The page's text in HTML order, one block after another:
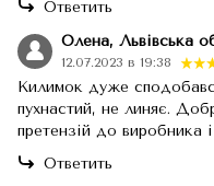
Ответить
Олена, Львівська
12.07.2023 в 19:38
Килимок дуже
пухнастий, не линяє.
претензій до виробника
Ответить